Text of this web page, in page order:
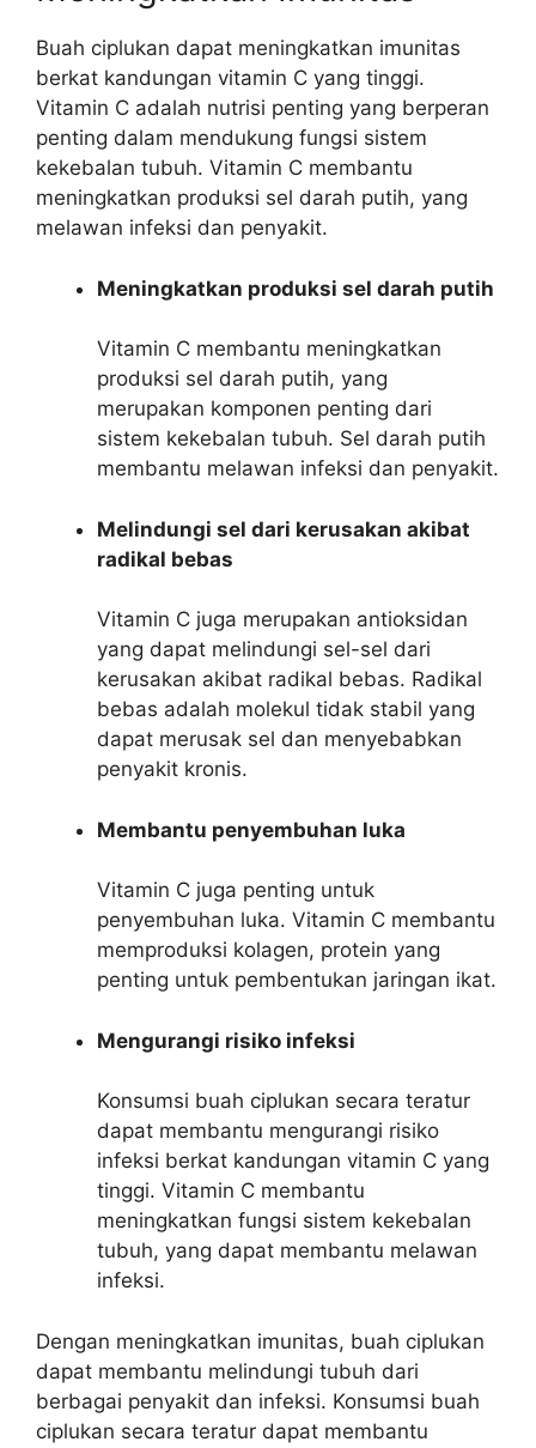
Buah ciplukan dapat meningkatkan imunitas
berkat kandungan vitamin C yang tinggi.
Vitamin C adalah nutrisi penting yang berperan
penting dalam mendukung fungsi sistem
kekebalan tubuh. Vitamin C membantu
meningkatkan produksi sel darah putih, yang
melawan infeksi dan penyakit.
Meningkatkan produksi sel darah putih
Vitamin C membantu meningkatkan
produksi sel darah putih, yang
merupakan komponen penting dari
sistem kekebalan tubuh. Sel darah putih
membantu melawan infeksi dan penyakit.
Melindungi sel dari kerusakan akibat
radikal bebas
Vitamin C juga merupakan antioksidan
yang dapat melindungi sel-sel dari
kerusakan akibat radikal bebas. Radikal
bebas adalah molekul tidak stabil yang
dapat merusak sel dan menyebabkan
penyakit kronis.
Membantu penyembuhan luka
Vitamin C juga penting untuk
penyembuhan luka. Vitamin C membantu
memproduksi kolagen, protein yang
penting untuk pembentukan jaringan ikat.
Mengurangi risiko infeksi
Konsumsi buah ciplukan secara teratur
dapat membantu mengurangi risiko
infeksi berkat kandungan vitamin C yang
tinggi. Vitamin C membantu
meningkatkan fungsi sistem kekebalan
tubuh, yang dapat membantu melawan
infeksi.
Dengan meningkatkan imunitas, buah ciplukan
dapat membantu melindungi tubuh dari
berbagai penyakit dan infeksi. Konsumsi buah
ciplukan secara teratur dapat membantu